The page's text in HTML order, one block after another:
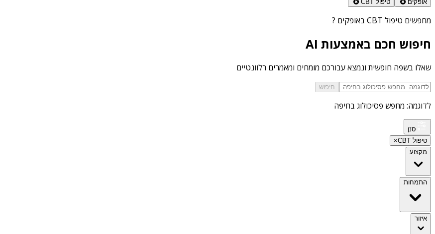
אופקים טיפול CBT
מחפשים טיפול CBT באופקים ?
חיפוש חכם באמצעות AI
שאלו בשפה חופשית ונמצא עבורכם מומחים ומאמרים רלוונטיים
חיפוש
לדוגמה: מחפש פסיכולוג בחיפה
סנן
טיפול CBT
×
מקצוע
התמחות
איזור